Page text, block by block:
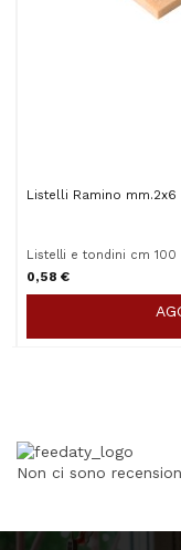
Listelli Ramino mm.2x6
Listelli e tondini cm 100
0,58 €
Non ci sono